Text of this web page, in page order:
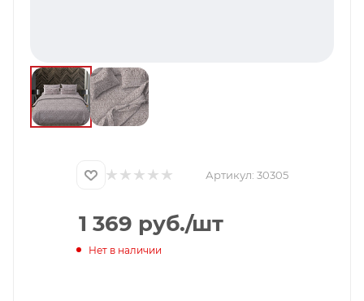
Артикул: 30305
1 369 руб./шт
Нет в наличии